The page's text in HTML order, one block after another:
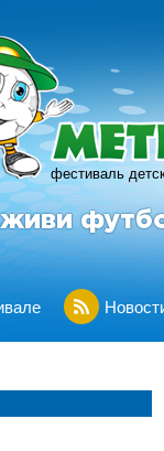
фестиваль
живи